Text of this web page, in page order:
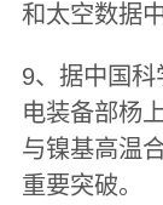
和太空数据中
9、据中国
电装备部杨
与镍基高温
重要突破。